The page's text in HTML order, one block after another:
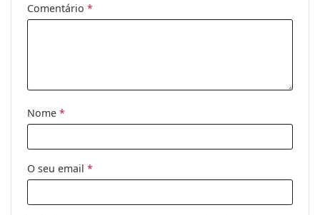
Uso:
Moda
Comentário *
Nome *
O seu email *